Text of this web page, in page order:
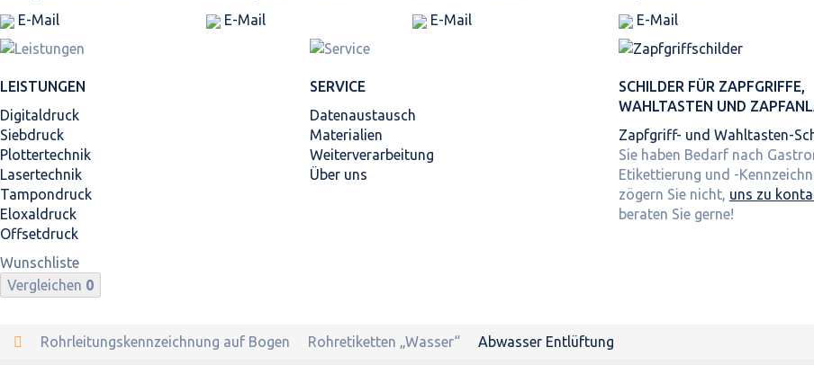
E-Mail
E-Mail
E-Mail
E-Mail
LEISTUNGEN
Digitaldruck
Siebdruck
Plottertechnik
Lasertechnik
Tampondruck
Eloxaldruck
Offsetdruck
SERVICE
Datenaustausch
Materialien
Weiterverarbeitung
Über uns
SCHILDER FÜR ZAPFGRIFFE,
WAHLTASTEN UND
Zapfgriff- und Wahltasten-
Sie haben Bedarf nach
Etikettierung und -
zögern Sie nicht, uns zu
beraten Sie gerne!
Wunschliste
Vergleichen 0
Rohrleitungskennzeichnung auf Bogen Rohretiketten „Wasser“ Abwasser Entlüftung